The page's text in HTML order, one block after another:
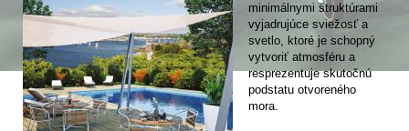
minimálnymi štruktúrami
vyjadrujúce sviežosť a
svetlo, ktoré je schopný
vytvoriť atmosféru a
resprezentuje skutočnú
podstatu otvoreného
mora.